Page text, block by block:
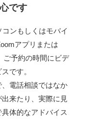
です
ンもしくはモバイ
アプリまたは
ご予約の時間にビデ
です。
電話相談ではなか
来たり、実際に見
体的なアドバイス